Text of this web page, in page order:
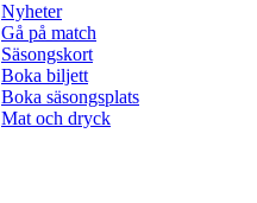
Nyheter
Gå på match
Säsongskort
Boka biljett
Boka säsongsplats
Mat och dryck